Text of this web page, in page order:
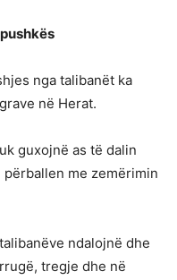
nga talibanët ka
në Herat.
guxojnë as të dalin
me zemërimin
ndalojnë dhe
tregje dhe në